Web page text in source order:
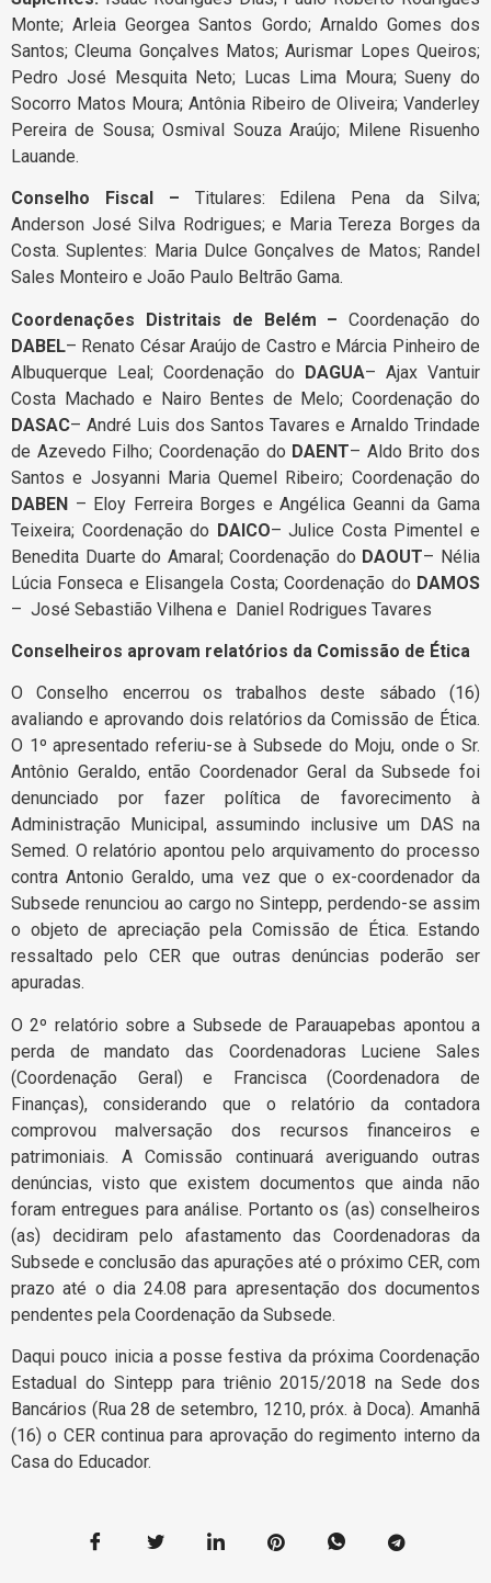
Monte; Arleia Georgea Santos Gordo; Arnaldo Gomes dos
Santos; Cleuma Gonçalves Matos; Aurismar Lopes Queiros;
Pedro José Mesquita Neto; Lucas Lima Moura; Sueny do
Socorro Matos Moura; Antônia Ribeiro de Oliveira; Vanderley
Pereira de Sousa; Osmival Souza Araújo; Milene Risuenho
Lauande.
Conselho Fiscal – Titulares: Edilena Pena da Silva;
Anderson José Silva Rodrigues; e Maria Tereza Borges da
Costa. Suplentes: Maria Dulce Gonçalves de Matos; Randel
Sales Monteiro e João Paulo Beltrão Gama.
Coordenações Distritais de Belém –Coordenação do
DABEL– Renato César Araújo de Castro e Márcia Pinheiro de
Albuquerque Leal; Coordenação do DAGUA– Ajax Vantuir
Costa Machado e Nairo Bentes de Melo; Coordenação do
DASAC– André Luis dos Santos Tavares e Arnaldo Trindade
de Azevedo Filho; Coordenação do DAENT– Aldo Brito dos
Santos e Josyanni Maria Quemel Ribeiro; Coordenação do
DABEN – Eloy Ferreira Borges e Angélica Geanni da Gama
Teixeira; Coordenação do DAICO– Julice Costa Pimentel e
Benedita Duarte do Amaral; Coordenação do DAOUT– Nélia
Lúcia Fonseca e Elisangela Costa; Coordenação do DAMOS
– José Sebastião Vilhena e Daniel Rodrigues Tavares
Conselheiros aprovam relatórios da Comissão de Ética
O Conselho encerrou os trabalhos deste sábado (16)
avaliando e aprovando dois relatórios da Comissão de Ética.
O 1º apresentado referiu-se à Subsede do Moju, onde o Sr.
Antônio Geraldo, então Coordenador Geral da Subsede foi
denunciado por fazer política de favorecimento à
Administração Municipal, assumindo inclusive um DAS na
Semed. O relatório apontou pelo arquivamento do processo
contra Antonio Geraldo, uma vez que o ex-coordenador da
Subsede renunciou ao cargo no Sintepp, perdendo-se assim
o objeto de apreciação pela Comissão de Ética. Estando
ressaltado pelo CER que outras denúncias poderão ser
apuradas.
O 2º relatório sobre a Subsede de Parauapebas apontou a
perda de mandato das Coordenadoras Luciene Sales
(Coordenação Geral) e Francisca (Coordenadora de
Finanças), considerando que o relatório da contadora
comprovou malversação dos recursos financeiros e
patrimoniais. A Comissão continuará averiguando outras
denúncias, visto que existem documentos que ainda não
foram entregues para análise. Portanto os (as) conselheiros
(as) decidiram pelo afastamento das Coordenadoras da
Subsede e conclusão das apurações até o próximo CER, com
prazo até o dia 24.08 para apresentação dos documentos
pendentes pela Coordenação da Subsede.
Daqui pouco inicia a posse festiva da próxima Coordenação
Estadual do Sintepp para triênio 2015/2018 na Sede dos
Bancários (Rua 28 de setembro, 1210, próx. à Doca). Amanhã
(16) o CER continua para aprovação do regimento interno da
Casa do Educador.